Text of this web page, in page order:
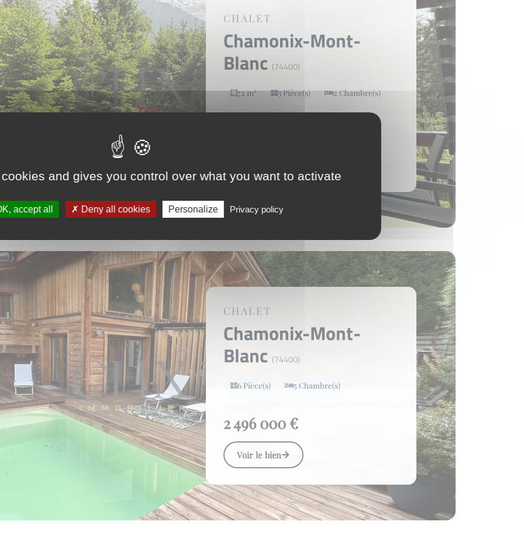
CHALET
Chamonix-Mont-
Blanc (74400)
72 m² 3 Pièce(s) 2 Chambre(s)
CHALET
Chamonix-Mont-
Blanc (74400)
6 Pièce(s) 5 Chambre(s)
2 496 000 €
Voir le bien
and gives you control over what you want to activate
accept all Deny all cookies Personalize Privacy policy